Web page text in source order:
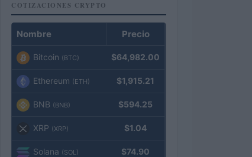
COTIZACIONES CRYPTO
Nombre Precio
Bitcoin (BTC) $64,982.00
Ethereum (ETH) $1,915.21
BNB (BNB) $594.25
XRP (XRP) $1.04
Solana (SOL) $74.90